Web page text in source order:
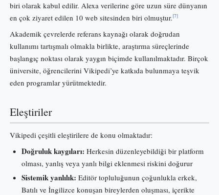
biri olarak kabul edilir. Alexa verilerine göre uzun süre dünyanın
en çok ziyaret edilen 10 web sitesinden biri olmuştur.[7]
Akademik çevrelerde referans kaynağı olarak doğrudan
kullanımı tartışmalı olmakla birlikte, araştırma süreçlerinde
başlangıç noktası olarak yaygın biçimde kullanılmaktadır. Birçok
üniversite, öğrencilerini Vikipedi’ye katkıda bulunmaya teşvik
eden programlar yürütmektedir.
Eleştiriler
Vikipedi çeşitli eleştirilere de konu olmaktadır:
Doğruluk kaygıları: Herkesin düzenleyebildiği bir platform
olması, yanlış veya yanlı bilgi eklenmesi riskini doğurur
Sistemik yanlılık: Editör topluluğunun çoğunlukla erkek,
Batılı ve İngilizce konuşan bireylerden oluşması, içerikte